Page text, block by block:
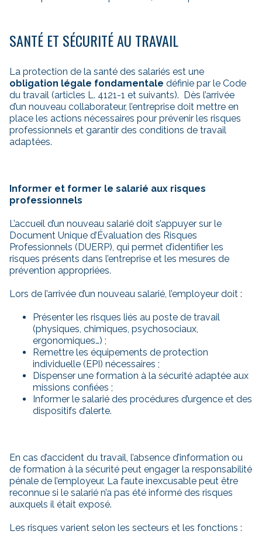
SANTÉ ET SÉCURITÉ AU TRAVAIL
La protection de la santé des salariés est une
obligation légale fondamentale définie par le Code
du travail (articles L. 4121-1 et suivants). Dès l’arrivée
d’un nouveau collaborateur, l’entreprise doit mettre en
place les actions nécessaires pour prévenir les risques
professionnels et garantir des conditions de travail
adaptées.
Informer et former le salarié aux risques
professionnels
L’accueil d’un nouveau salarié doit s’appuyer sur le
Document Unique d’Évaluation des Risques
Professionnels (DUERP), qui permet d’identifier les
risques présents dans l’entreprise et les mesures de
prévention appropriées.
Lors de l’arrivée d’un nouveau salarié, l’employeur doit :
Présenter les risques liés au poste de travail
(physiques, chimiques, psychosociaux,
ergonomiques…) ;
Remettre les équipements de protection
individuelle (EPI) nécessaires ;
Dispenser une formation à la sécurité adaptée aux
missions confiées ;
Informer le salarié des procédures d’urgence et des
dispositifs d’alerte.
En cas d’accident du travail, l’absence d’information ou
de formation à la sécurité peut engager la responsabilité
pénale de l’employeur. La faute inexcusable peut être
reconnue si le salarié n’a pas été informé des risques
auxquels il était exposé.
Les risques varient selon les secteurs et les fonctions :